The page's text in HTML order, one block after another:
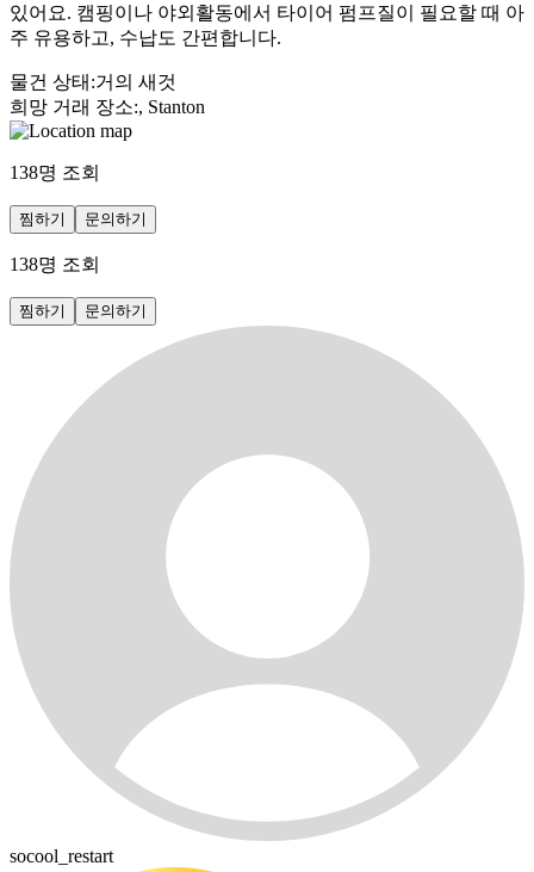
있어요. 캠핑이나 야외활동에서 타이어 펌프질이 필요할 때 아
주 유용하고, 수납도 간편합니다.
물건 상태 :거의 새것
희망 거래 장소:, Stanton
138명 조회
찜하기 문의하기
138명 조회
찜하기 문의하기
socool_restart